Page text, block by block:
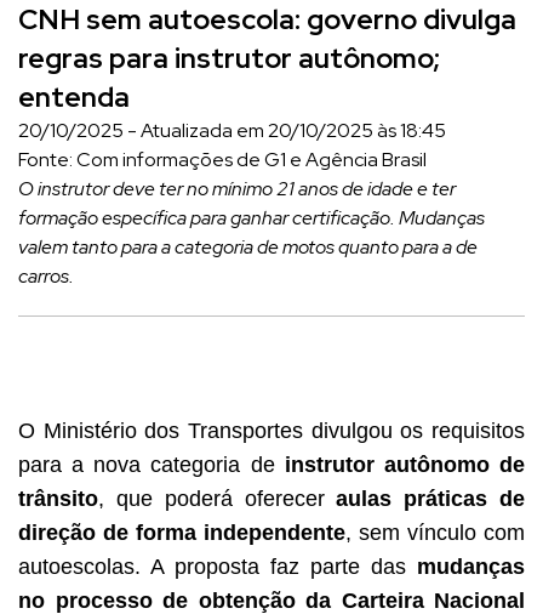
CNH sem autoescola: governo divulga
regras para instrutor autônomo;
entenda
20/10/2025 - Atualizada em 20/10/2025 às 18:45
Fonte: Com informações de G1 e Agência Brasil
O instrutor deve ter no mínimo 21 anos de idade e ter
formação específica para ganhar certificação. Mudanças
valem tanto para a categoria de motos quanto para a de
carros.
O Ministério dos Transportes divulgou os requisitos
para a nova categoria de instrutor autônomo de
trânsito, que poderá ofereceraulas práticas de
direção de forma independente, sem vínculo com
autoescolas. A proposta faz parte das mudanças
no processo de obtenção da Carteira Nacional